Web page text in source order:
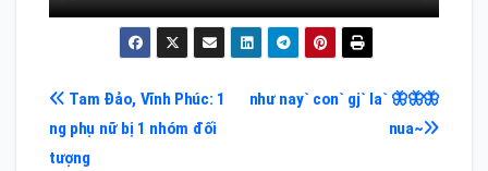
Điều
hướng
như nay` con` gj` la` 🦋🦋🦋
nua~
Tam Đảo, Vĩnh Phúc: 1
ng phụ nữ bị 1 nhóm đối
tượng